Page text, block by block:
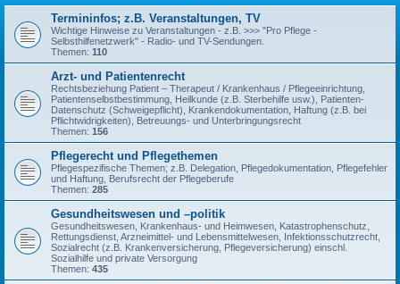
h
Termininfos; z.B. Veranstaltungen, TV
Wichtige Hinweise zu Veranstaltungen - z.B. >>> "Pro Pflege -
Selbsthilfenetzwerk" - Radio- und TV-Sendungen.
Themen: 110
Arzt- und Patientenrecht
Rechtsbeziehung Patient – Therapeut / Krankenhaus / Pflegeeinrichtung,
Patientenselbstbestimmung, Heilkunde (z.B. Sterbehilfe usw.), Patienten-
Datenschutz (Schweigepflicht), Krankendokumentation, Haftung (z.B. bei
Pflichtwidrigkeiten), Betreuungs- und Unterbringungsrecht
Themen: 156
Pflegerecht und Pflegethemen
Pflegespezifische Themen; z.B. Delegation, Pflegedokumentation, Pflegefehler
und Haftung, Berufsrecht der Pflegeberufe
Themen: 285
Gesundheitswesen und –politik
Gesundheitswesen, Krankenhaus- und Heimwesen, Katastrophenschutz,
Rettungsdienst, Arzneimittel- und Lebensmittelwesen, Infektionsschutzrecht,
Sozialrecht (z.B. Krankenversicherung, Pflegeversicherung) einschl.
Sozialhilfe und private Versorgung
Themen: 435